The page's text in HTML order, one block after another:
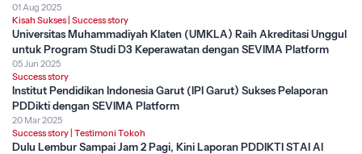
01 Aug 2025
Kisah Sukses | Success story
Universitas Muhammadiyah Klaten (UMKLA) Raih Akreditasi Unggul
untuk Program Studi D3 Keperawatan dengan SEVIMA Platform
05 Jun 2025
Success story
Institut Pendidikan Indonesia Garut (IPI Garut) Sukses Pelaporan
PDDikti dengan SEVIMA Platform
20 Mar 2025
Success story | Testimoni Tokoh
Dulu Lembur Sampai Jam 2 Pagi, Kini Laporan PDDIKTI STAI Al